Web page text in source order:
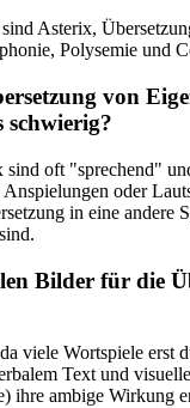
Asterix,
Polysemie und
von
schwierig?
sind oft "sprechend"
oder
in eine andere
Bilder für die
viele Wortspiele erst
Text und
ihre ambige Wirkung